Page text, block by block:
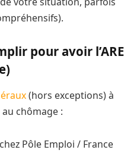
pour avoir l’ARE
(hors exceptions) à
chômage :
Pôle Emploi / France